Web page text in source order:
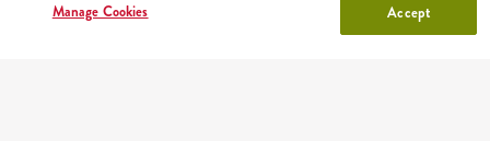
Copyright © AmRest Sp. z o.o. 2026
Manage Cookies Accept